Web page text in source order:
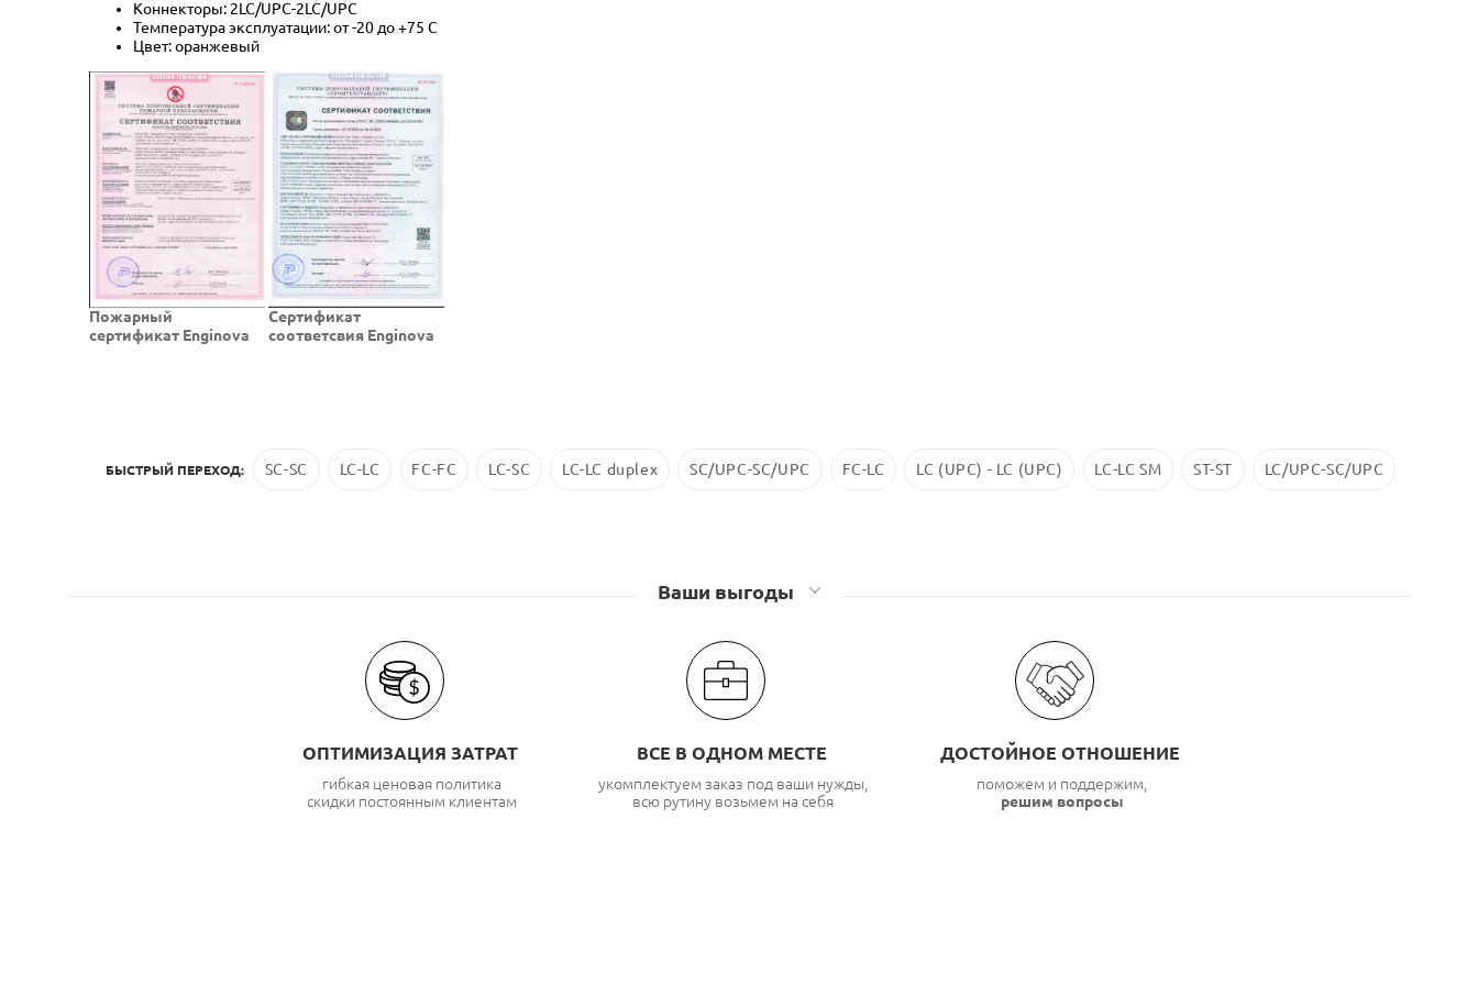
Коннекторы: 2LC/UPC-2LC/UPC
Температура эксплуатации: от -20 до +75 C
Цвет: оранжевый
Пожарный
сертификат Enginova
Cертификат
соответсвия Enginova
БЫСТРЫЙ ПЕРЕХОД: SC-SC LC-LC FC-FC LC-SC LC-LC duplex SC/UPC-SC/UPC FC-LC LC (UPC) - LC (UPC) LC-LC SM ST-ST LC/UPC-SС/UPC
Ваши выгоды
ОПТИМИЗАЦИЯ ЗАТРАТ
гибкая ценовая политика
скидки постоянным клиентам
ВСЕ В ОДНОМ МЕСТЕ
укомплектуем заказ под ваши нужды,
всю рутину возьмем на себя
ДОСТОЙНОЕ ОТНОШЕНИЕ
поможем и поддержим,
решим вопросы